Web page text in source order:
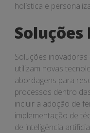
holística e
Soluções
utilizam novas
abordagens para
processos dentro
incluir a adoção de
implementação de
de inteligência